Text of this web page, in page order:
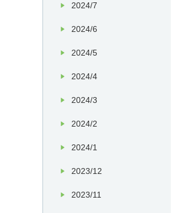
2024/7
2024/6
2024/5
2024/4
2024/3
2024/2
2024/1
2023/12
2023/11